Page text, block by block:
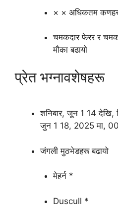
× × अधिकतम कणहरू
चमकदार फेरर र
मौका बढायो
प्रेत भग्नावशेषहरू
शनिबार, जून 1 14 देखि,
जुन 1 18, 2025 मा,
जंगली मुठभेडहरू बढायो
मेहर्न *
Duscull *